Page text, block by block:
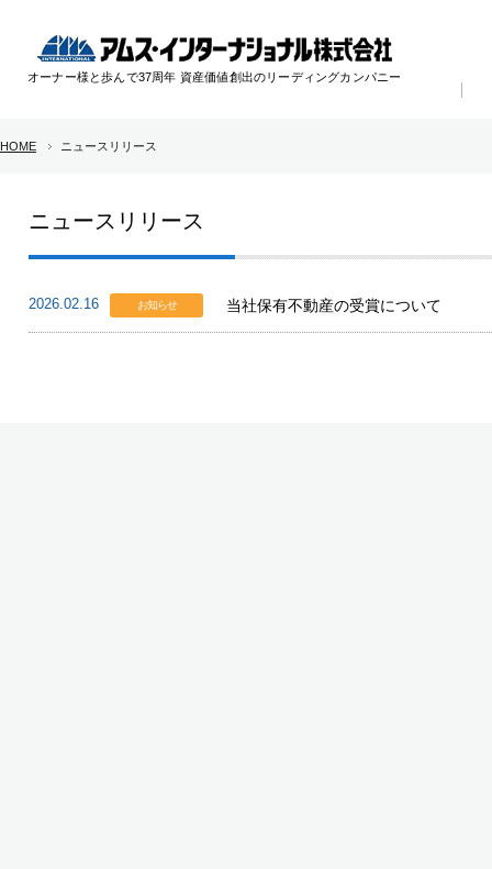
オーナー様と歩んで37周年 資産価値創出のリーディングカンパニー
HOME ニュースリリース
ニュースリリース
2026.02.16 お知らせ 当社保有不動産の受賞について